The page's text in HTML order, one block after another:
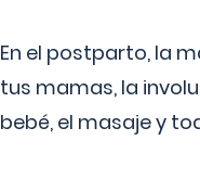
En el postparto, la
tus mamas, la
bebé, el masaje y